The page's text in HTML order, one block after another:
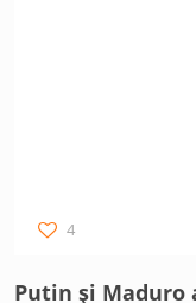
4
Putin și